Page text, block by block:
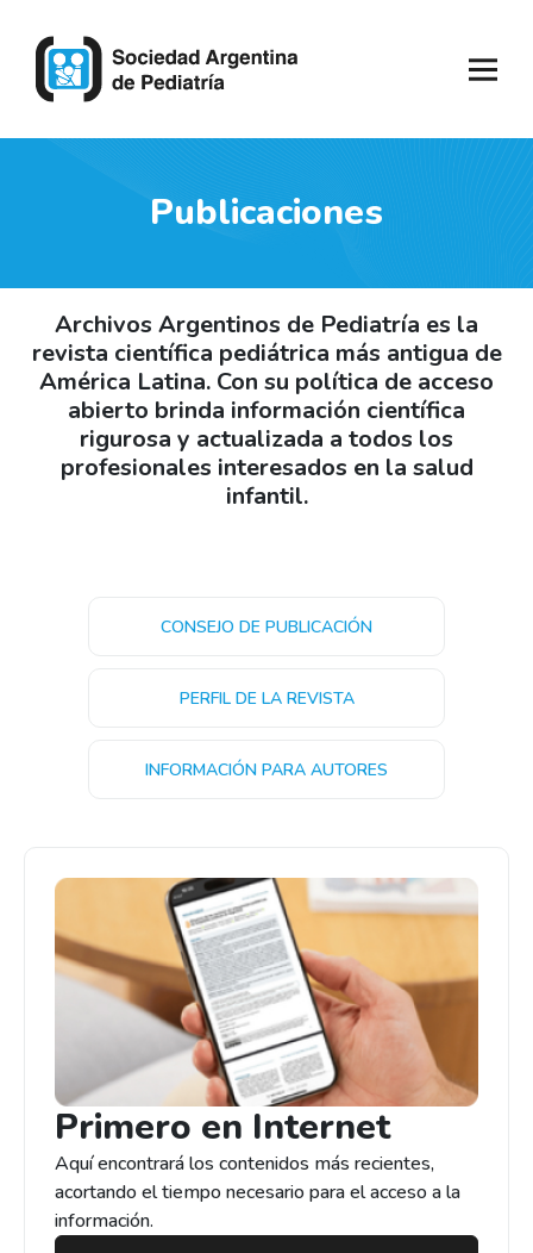
Publicaciones
Archivos Argentinos de Pediatría es la
revista científica pediátrica más antigua de
América Latina. Con su política de acceso
abierto brinda información científica
rigurosa y actualizada a todos los
profesionales interesados en la salud
infantil.
CONSEJO DE PUBLICACIÓN
PERFIL DE LA REVISTA
INFORMACIÓN PARA AUTORES
Primero en Internet
Aquí encontrará los contenidos más recientes,
acortando el tiempo necesario para el acceso a la
información.